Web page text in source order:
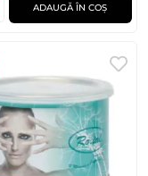
ADAUGĂ ÎN COȘ